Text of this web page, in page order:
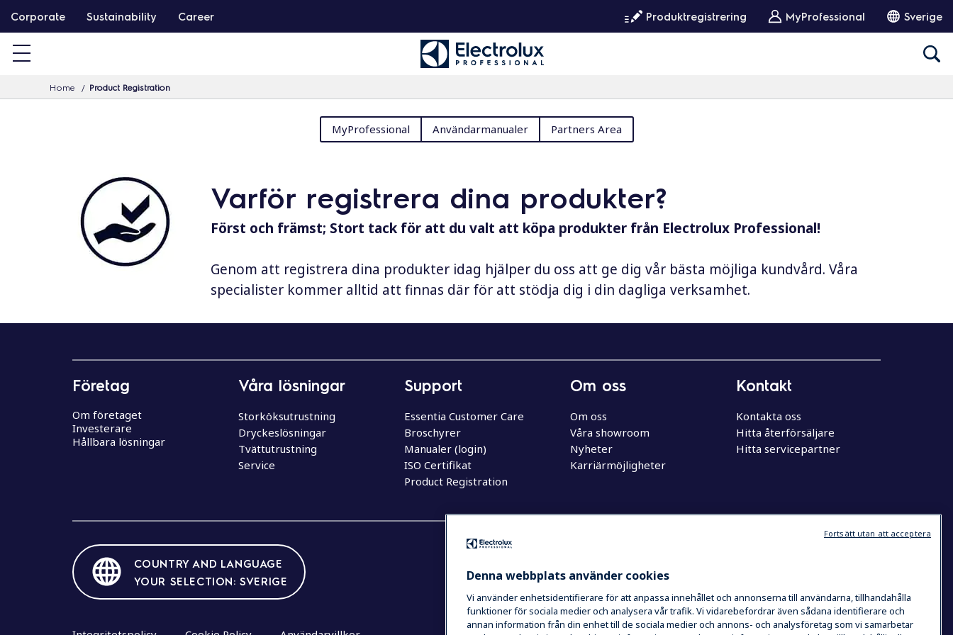
å
Corporate Sustainability Career Produktregistrering MyProfessional Sverige
Home Product Registration
MyProfessional Användarmanualer Partners Area
Varför registrera dina produkter?
Först och främst; Stort tack för att du valt att köpa produkter från Electrolux Professional!
Genom att registrera dina produkter idag hjälper du oss att ge dig vår bästa möjliga kundvård. Våra
specialister kommer alltid att finnas där för att stödja dig i din dagliga verksamhet.
Företag
Om företaget
Investerare
Hållbara lösningar
Våra lösningar
Storköksutrustning
Dryckeslösningar
Tvättutrustning
Service
Support
Essentia Customer Care
Broschyrer
Manualer (login)
ISO Certifikat
Product Registration
Om oss
Om oss
Våra showroom
Nyheter
Karriärmöjligheter
Kontakt
Kontakta oss
Hitta återförsäljare
Hitta servicepartner
COUNTRY AND LANGUAGE
YOUR SELECTION: SVERIGE
Denna webbplats använder cookies
Vi använder enhetsidentifierare för att anpassa innehållet och annonserna till användarna, tillhandahålla
funktioner för sociala medier och analysera vår trafik. Vi vidarebefordrar även sådana identifierare och
annan information från din enhet till de sociala medier och annons- och analysföretag som vi samarbetar
Fortsätt utan att acceptera